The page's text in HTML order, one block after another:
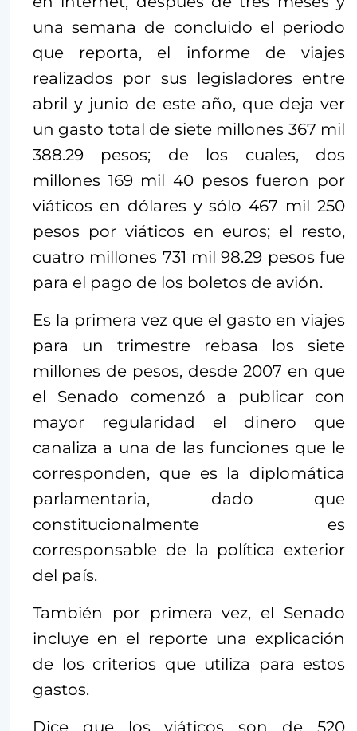
una semana de concluido el periodo
que reporta, el informe de viajes
realizados por sus legisladores entre
abril y junio de este año, que deja ver
un gasto total de siete millones 367 mil
388.29 pesos; de los cuales, dos
millones 169 mil 40 pesos fueron por
viáticos en dólares y sólo 467 mil 250
pesos por viáticos en euros; el resto,
cuatro millones 731 mil 98.29 pesos fue
para el pago de los boletos de avión.
Es la primera vez que el gasto en viajes
para un trimestre rebasa los siete
millones de pesos, desde 2007 en que
el Senado comenzó a publicar con
mayor regularidad el dinero que
canaliza a una de las funciones que le
corresponden, que es la diplomática
parlamentaria, dado que
constitucionalmente es
corresponsable de la política exterior
del país.
También por primera vez, el Senado
incluye en el reporte una explicación
de los criterios que utiliza para estos
gastos.